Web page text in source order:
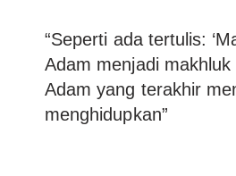
“Seperti ada tertulis:
Adam menjadi makhluk
Adam yang terakhir
menghidupkan”